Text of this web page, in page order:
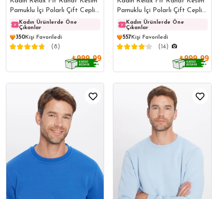
Pamuklu İçi Polarlı Çift Cepli
Fermuarlı Sax Mavi
Kapüşonlu Sweatshirt
Kadın Ürünlerde Öne
Çıkanlar
Kadın Ürünlerde Öne
Çıkanlar
350Kişi Favoriledi
(8)
₺999,99
Pamuklu İçi Polarlı Çift Cepli
Fermuarlı Yeşil Kapüşonlu
Sweatshirt
Kadın Ürünlerde Öne
Çıkanlar
557 Kişi Favoriledi
(14)
₺999,99